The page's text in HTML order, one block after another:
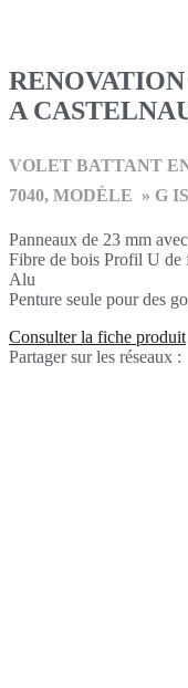
A
VOLET BATTANT
7040, MODÈLE » G
Panneaux de 23 mm
Fibre de bois Profil U
Alu
Penture seule pour des
Consulter la fiche produit
Partager sur les réseaux :